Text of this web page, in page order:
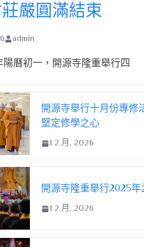
嚴圓滿結束
admin
陽曆初一，開源寺隆重舉行四
開源寺舉行十月份專修
堅定修學之心
1 2 月, 2026
開源寺隆重舉行2025年
1 2 月, 2026